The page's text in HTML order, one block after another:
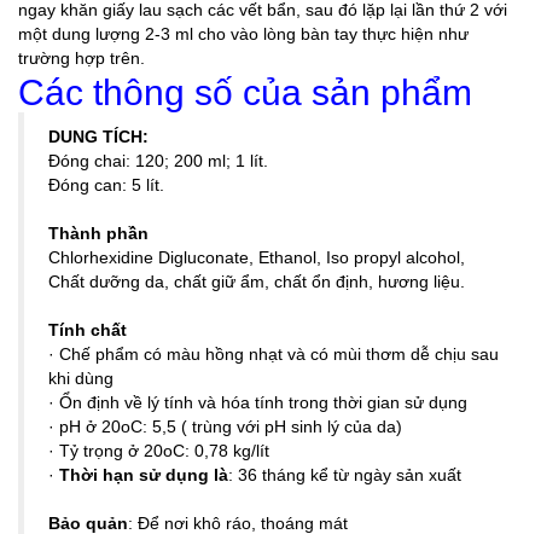
ngay khăn giấy lau sạch các vết bẩn, sau đó lặp lại lần thứ 2 với
một dung lượng 2-3 ml cho vào lòng bàn tay thực hiện như
trường hợp trên.
Các thông số của sản phẩm
DUNG TÍCH:
Đóng chai: 120; 200 ml; 1 lít.
Đóng can: 5 lít.
Thành phần
Chlorhexidine Digluconate, Ethanol, Iso propyl alcohol,
Chất dưỡng da, chất giữ ẩm, chất ổn định, hương liệu.
Tính chất
· Chế phẩm có màu hồng nhạt và có mùi thơm dễ chịu sau
khi dùng
· Ổn định về lý tính và hóa tính trong thời gian sử dụng
· pH ở 20oC: 5,5 ( trùng với pH sinh lý của da)
· Tỷ trọng ở 20oC: 0,78 kg/lít
· Thời hạn sử dụng là: 36 tháng kể từ ngày sản xuất
Bảo quản: Để nơi khô ráo, thoáng mát